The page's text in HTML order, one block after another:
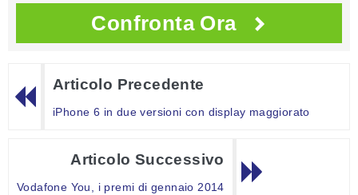
Confronta Ora
Articolo Precedente
iPhone 6 in due versioni con display maggiorato
Articolo Successivo
Vodafone You, i premi di gennaio 2014